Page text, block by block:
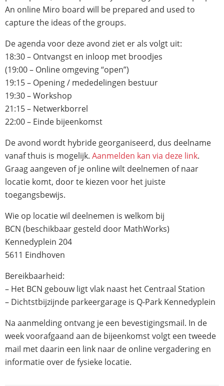
An online Miro board will be prepared and used to
capture the ideas of the groups.
De agenda voor deze avond ziet er als volgt uit:
18:30 – Ontvangst en inloop met broodjes
(19:00 – Online omgeving “open”)
19:15 – Opening / mededelingen bestuur
19:30 – Workshop
21:15 – Netwerkborrel
22:00 – Einde bijeenkomst
De avond wordt hybride georganiseerd, dus deelname
vanaf thuis is mogelijk. Aanmelden kan via deze link.
Graag aangeven of je online wilt deelnemen of naar
locatie komt, door te kiezen voor het juiste
toegangsbewijs.
Wie op locatie wil deelnemen is welkom bij
BCN (beschikbaar gesteld door MathWorks)
Kennedyplein 204
5611 Eindhoven
Bereikbaarheid:
– Het BCN gebouw ligt vlak naast het Centraal Station
– Dichtstbijzijnde parkeergarage is Q-Park Kennedyplein
Na aanmelding ontvang je een bevestigingsmail. In de
week voorafgaand aan de bijeenkomst volgt een tweede
mail met daarin een link naar de online vergadering en
informatie over de fysieke locatie.